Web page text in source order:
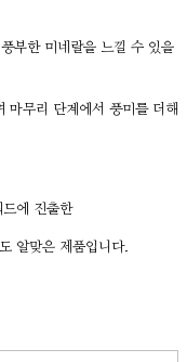
부한 미네랄을 느낄 수 있을
마무리 단계에서 풍미를 더해
에 진출한
알맞은 제품입니다.